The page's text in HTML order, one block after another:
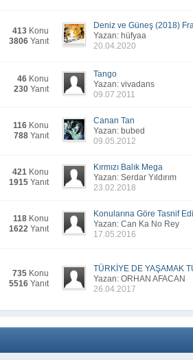
413 Konu
3806 Yanıt
Deniz ve Güneş (2018)
Yazan: hüfyaa
20.04.2020
46 Konu
230 Yanıt
Tango
Yazan: vivadans
09.07.2011
116 Konu
788 Yanıt
Canan Tan
Yazan: bubed
09.05.2012
421 Konu
1915 Yanıt
Kırmızı Balık Mega
Yazan: Serdar Yıldırım
23.02.2018
118 Konu
1622 Yanıt
Konularına Göre Tasnif
Yazan: Can Ka No Rey
17.05.2016
735 Konu
5516 Yanıt
TÜRKİYE DE YAŞAMAK
Yazan: ORHAN AFACAN
26.04.2017